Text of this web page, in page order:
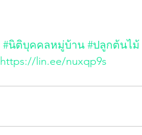
#นิติบุคคลหมู่บ้าน #ปลูกต้นไม้
https://lin.ee/nuxqp9s